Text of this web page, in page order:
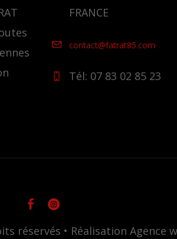
FRANCE
contact@fatrat85.com
Tél: 07 83 02 85 23
réservés • Réalisation Agence